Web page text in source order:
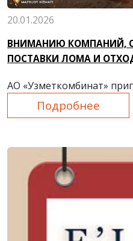
20.01.2026
ВНИМАНИЮ КОМПАНИЙ,
ПОСТАВКИ ЛОМА И
АО «Узметкомбинат»
Подробнее